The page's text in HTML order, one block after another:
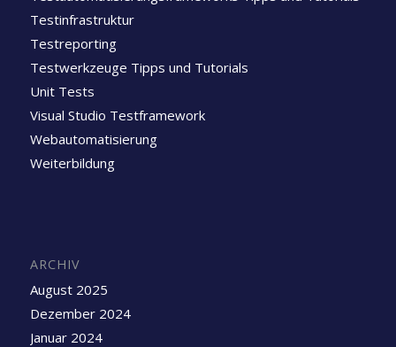
Testinfrastruktur
Testreporting
Testwerkzeuge Tipps und Tutorials
Unit Tests
Visual Studio Testframework
Webautomatisierung
Weiterbildung
ARCHIV
August 2025
Dezember 2024
Januar 2024